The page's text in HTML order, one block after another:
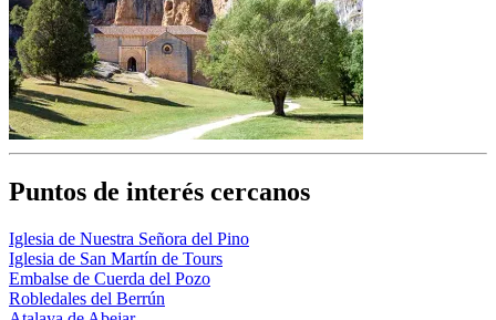
Puntos de interés cercanos
Iglesia de Nuestra Señora del Pino
Iglesia de San Martín de Tours
Embalse de Cuerda del Pozo
Robledales del Berrún